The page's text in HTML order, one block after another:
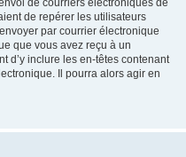
de courriers électroniques de
de repérer les utilisateurs
par courrier électronique
que vous avez reçu à un
d’y inclure les en-têtes contenant
Il pourra alors agir en